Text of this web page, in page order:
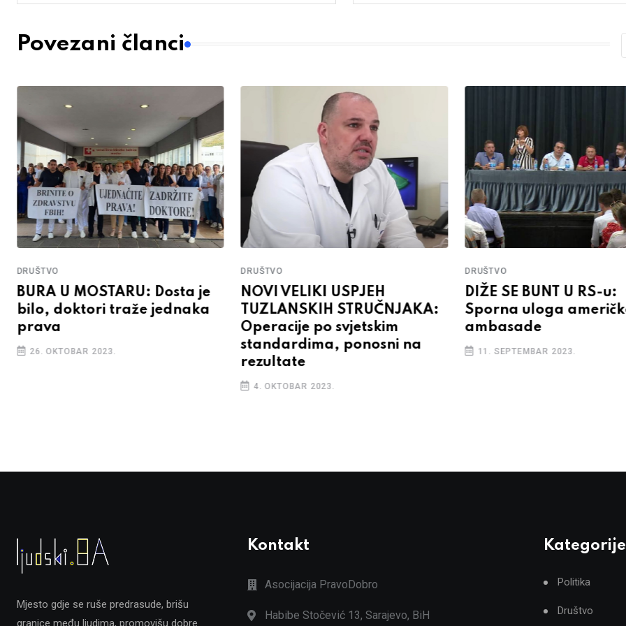
Povezani članci
DRUŠTVO
BURA U MOSTARU: Dosta je
bilo, doktori traže jednaka
prava
26. OKTOBAR 2023.
DRUŠTVO
NOVI VELIKI USPJEH
TUZLANSKIH STRUČNJAKA:
Operacije po svjetskim
standardima, ponosni na
rezultate
4. OKTOBAR 2023.
DRUŠTVO
DIŽE SE BUNT U RS-u:
Sporna uloga
ambasade
11. SEPTEMBAR 2023.
Mjesto gdje se ruše predrasude, brišu
granice među ljudima, promovišu dobre
Kontakt
Asocijacija PravoDobro
Habibe Stočević 13, Sarajevo, BiH
Kategorije
Politika
Društvo